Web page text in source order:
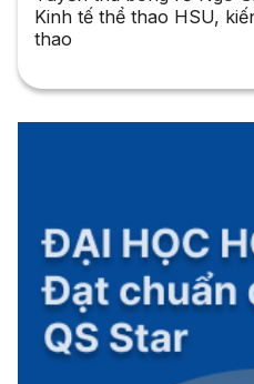
Kinh tế thể thao HSU,
thao